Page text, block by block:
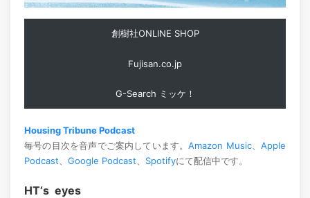
創樹社ONLINE SHOP
Fujisan.co.jp
G-Search ミッケ！
Housing Tribune Podcast
毎号の目次を音声でご案内しています。Amazon Music、Apple
Podcast
Google Podcast Spotifyにて配信中です。
HTʼs eyes